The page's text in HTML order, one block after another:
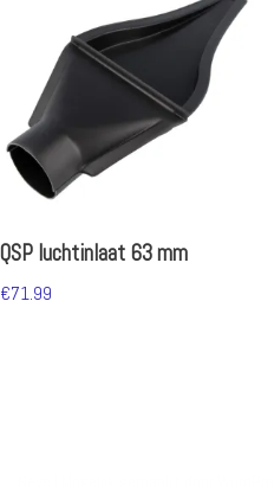
QSP luchtinlaat 63 mm
€71.99